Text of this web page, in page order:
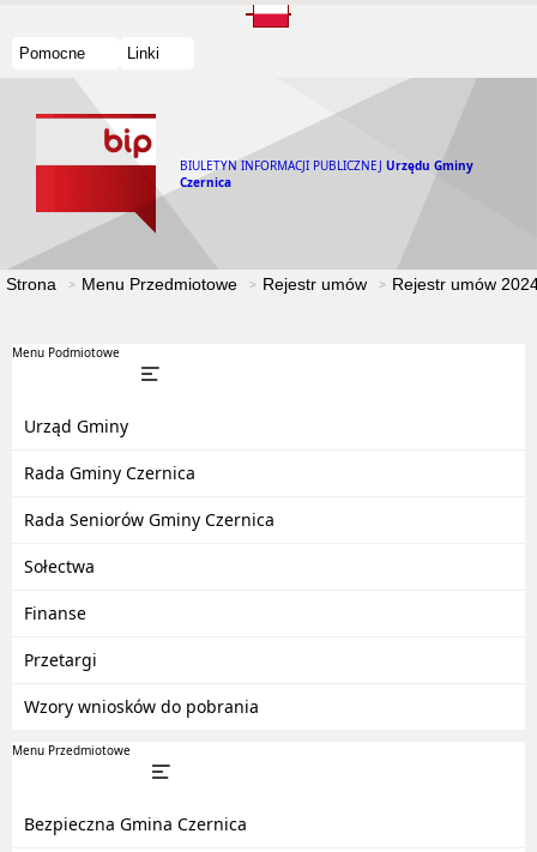
Pomocne Linki
BIULETYN INFORMACJI PUBLICZNEJ Urzędu Gminy
Czernica
Strona Menu Przedmiotowe Rejestr umów Rejestr umów
Menu Podmiotowe
Urząd Gminy
Rada Gminy Czernica
Rada Seniorów Gminy Czernica
Sołectwa
Finanse
Przetargi
Wzory wniosków do pobrania
Menu Przedmiotowe
Bezpieczna Gmina Czernica